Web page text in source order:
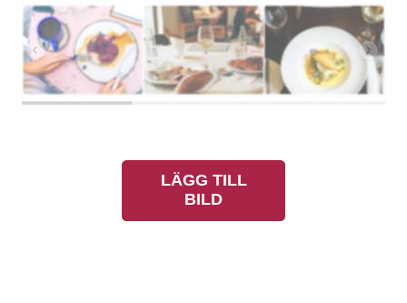
LÄGG TILL
BILD